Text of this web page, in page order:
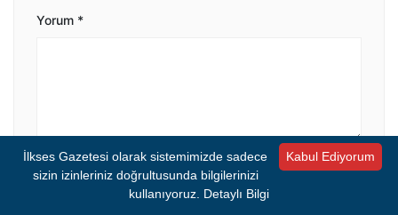
Yorum *
İsim* E-posta*
Kabul Ediyorum
İlkses Gazetesi olarak sistemimizde sadece
sizin izinleriniz doğrultusunda bilgilerinizi
kullanıyoruz. Detaylı Bilgi